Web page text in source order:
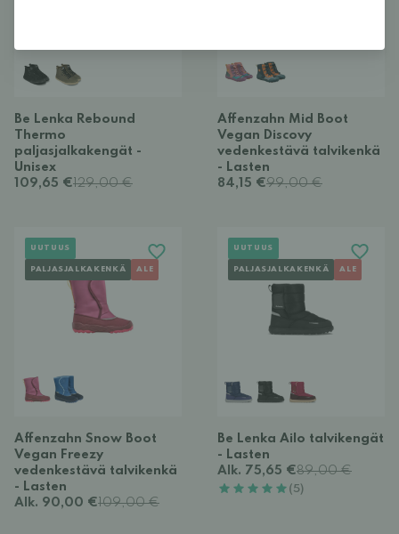
Be Lenka Rebound
Thermo
paljasjalkakengät -
Unisex
109,65 €129,00 €
Affenzahn Mid Boot
Vegan Discovy
vedenkestävä talvikenkä
- Lasten
84,15 €99,00 €
UUTUUS
PALJASJALKAKENKÄ ALE
Affenzahn Snow Boot
Vegan Freezy
vedenkestävä talvikenkä
- Lasten
Alk. 90,00 €109,00 €
UUTUUS
PALJASJALKAKENKÄ ALE
Be Lenka Ailo talvikengät
- Lasten
Alk. 75,65 €89,00 €
(5)